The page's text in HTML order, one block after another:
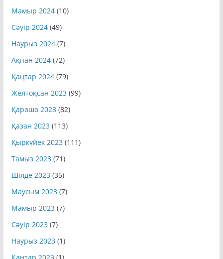
Мамыр 2024(10)
Сәуір 2024(49)
Наурыз 2024(7)
Ақпан 2024(72)
Қаңтар 2024(79)
Желтоқсан 2023 (99)
Қараша 2023 (82)
Қазан 2023 (113)
Қыркүйек 2023 (111)
Тамыз 2023 (71)
Шілде 2023 (35)
Маусым 2023 (7)
Мамыр 2023 (7)
Сәуір 2023 (7)
Наурыз 2023 (1)